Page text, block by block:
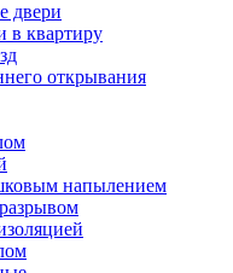
двери
в квартиру
открывания
напылением